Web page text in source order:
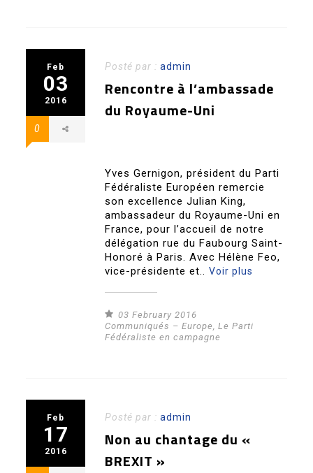
Feb
03
2016
0
Posté par :admin
Rencontre à l’ambassade
du Royaume-Uni
Yves Gernigon, président du Parti
Fédéraliste Européen remercie
son excellence Julian King,
ambassadeur du Royaume-Uni en
France, pour l’accueil de notre
délégation rue du Faubourg Saint-
Honoré à Paris. Avec Hélène Feo,
vice-présidente et..Voir plus
03 February 2016
Communiqués – Europe,Le Parti
Fédéraliste en campagne
Feb
17
2016
Posté par :admin
Non au chantage du «
BREXIT »